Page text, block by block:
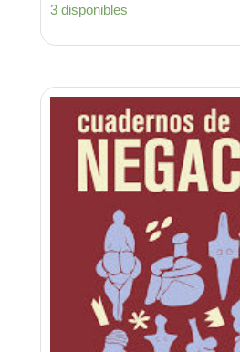
3 disponibles